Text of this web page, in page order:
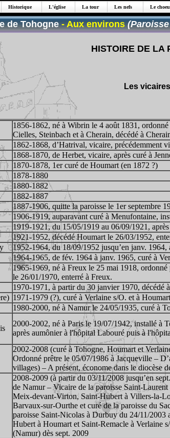
Historique L'église La tour Les nefs Le
de Tohogne- Aux environs(Paroisse
HISTOIRE DE LA
Les
1856-1862, né à Wibrin le 4 août 1831,
Cielles, Steinbach et à Cherain, décédé à
1862-1868, d’Hatrival, vicaire, précédemment
1868-1870, de Herbet, vicaire, après curé à
1870-1878, 1er curé de Houmart (en 1872 ?)
1878-1880
1880-1882
1882-1887
1887-1906, quitte la paroisse le 1er septembre
1906-1919, auparavant curé à Menufontaine,
1919-1921, du 15/05/1919 au 06/09/1921,
1921-1952, décédé Houmart le 26/03/1952,
1952-1964, du 18/09/1952 jusqu’en janv.
1964-1965, de fév. 1964 à janv. 1965, curé à
1965-1969, né à Freux le 25 mai 1918,
le 26/01/1970, enterré à Freux.
1970-1971, à partir du 30 janvier 1970, décédé
1971-1979 (?), curé à Verlaine s/O. et à
1980-2000, né à Namur le 24/05/1935, curé à
2000-2002, né à Paris le 19/07/1942, installé à
après aumônier à l'hôpital Labouré puis à
2002-2008 (curé à Tohogne, Houmart et
Ordonné prêtre le 05/07/1986 à Jacqueville –
villages) – A présent, économe dans le diocèse
2008-2009 (à partir du 03/11/2008 jusqu’en
de Namur – Vicaire de la paroisse Saint-
Meix-devant-Virton, Saint-Hubert à Villers-la-
Barvaux-sur-Ourthe et curé de la paroisse du
paroisse Saint-Nicolas à Durbuy du 24/11/2003
Hubert à Houmart et Saint-Remacle à Verlaine
(Namur) dès sept. 2009